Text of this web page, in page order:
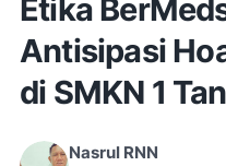
Etika
Antisipasi
di SMKN 1
Nasrul RNN